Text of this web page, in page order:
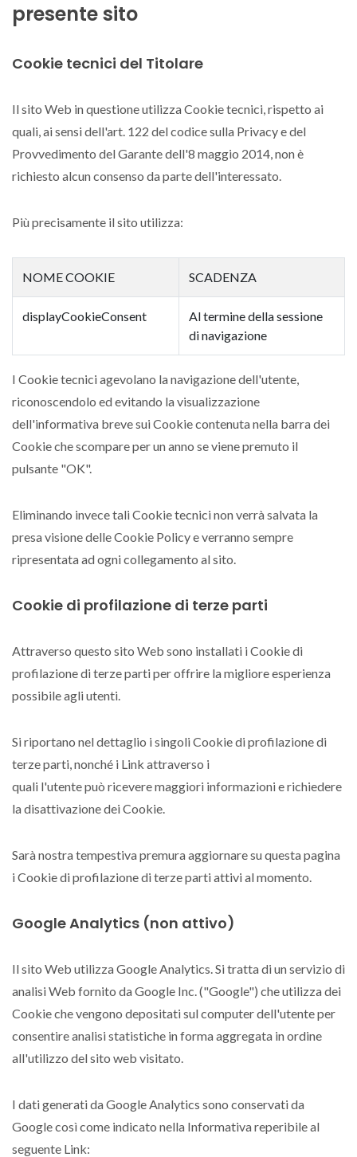
presente sito
Cookie tecnici del Titolare
Il sito Web in questione utilizza Cookie tecnici, rispetto ai
quali, ai sensi dell'art. 122 del codice sulla Privacy e del
Provvedimento del Garante dell'8 maggio 2014, non è
richiesto alcun consenso da parte dell'interessato.
Più precisamente il sito utilizza:
NOME COOKIE SCADENZA
displayCookieConsent
Al termine della sessione
di navigazione
I Cookie tecnici agevolano la navigazione dell'utente,
riconoscendolo ed evitando la visualizzazione
dell'informativa breve sui Cookie contenuta nella barra dei
Cookie che scompare per un anno se viene premuto il
pulsante "OK".
Eliminando invece tali Cookie tecnici non verrà salvata la
presa visione delle Cookie Policy e verranno sempre
ripresentata ad ogni collegamento al sito.
Cookie di profilazione di terze parti
Attraverso questo sito Web sono installati i Cookie di
profilazione di terze parti per offrire la migliore esperienza
possibile agli utenti.
Si riportano nel dettaglio i singoli Cookie di profilazione di
terze parti, nonché i Link attraverso i
quali l'utente può ricevere maggiori informazioni e richiedere
la disattivazione dei Cookie.
Sarà nostra tempestiva premura aggiornare su questa pagina
i Cookie di profilazione di terze parti attivi al momento.
Google Analytics (non attivo)
Il sito Web utilizza Google Analytics. Si tratta di un servizio di
analisi Web fornito da Google Inc. ("Google") che utilizza dei
Cookie che vengono depositati sul computer dell'utente per
consentire analisi statistiche in forma aggregata in ordine
all'utilizzo del sito web visitato.
I dati generati da Google Analytics sono conservati da
Google così come indicato nella Informativa reperibile al
seguente Link: